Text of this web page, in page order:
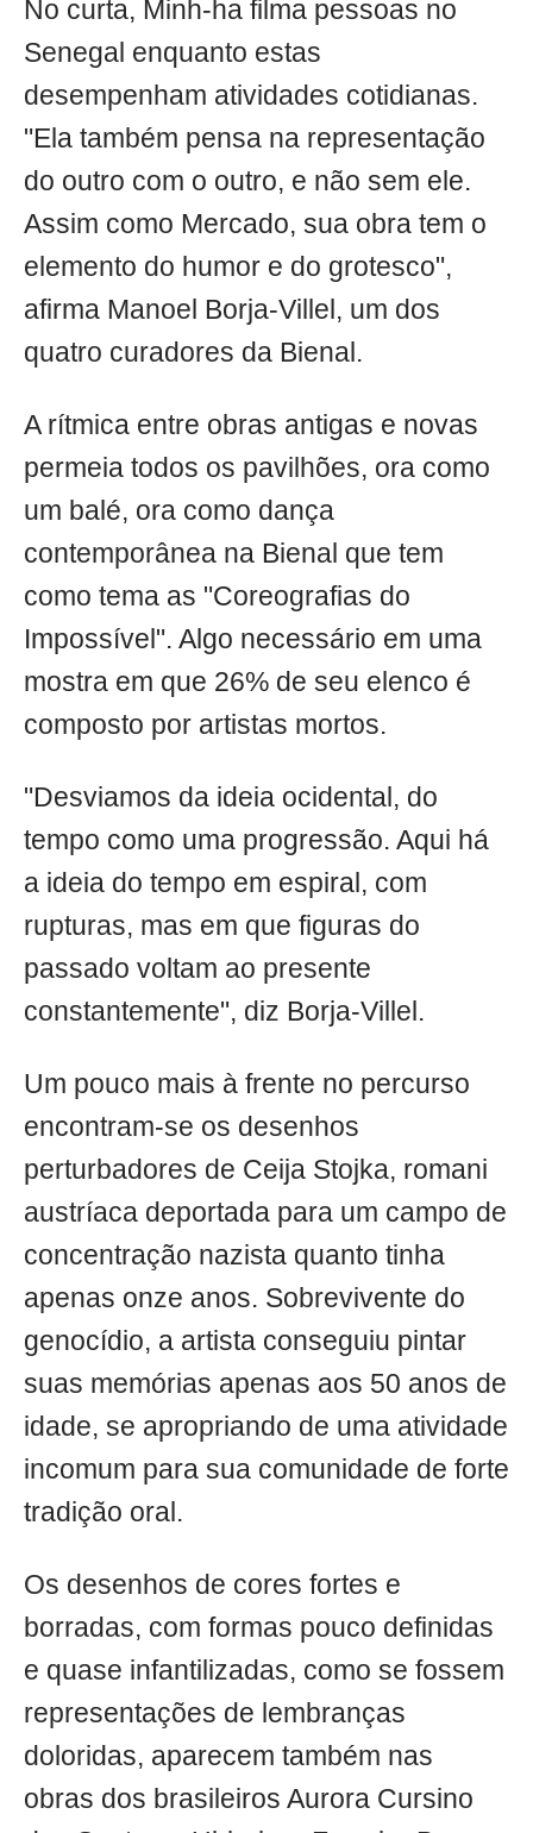
No curta, Minh-ha filma pessoas no
Senegal enquanto estas
desempenham atividades cotidianas.
"Ela também pensa na representação
do outro com o outro, e não sem ele.
Assim como Mercado, sua obra tem o
elemento do humor e do grotesco",
afirma Manoel Borja-Villel, um dos
quatro curadores da Bienal.
A rítmica entre obras antigas e novas
permeia todos os pavilhões, ora como
um balé, ora como dança
contemporânea na Bienal que tem
como tema as "Coreografias do
Impossível". Algo necessário em uma
mostra em que 26% de seu elenco é
composto por artistas mortos.
"Desviamos da ideia ocidental, do
tempo como uma progressão. Aqui há
a ideia do tempo em espiral, com
rupturas, mas em que figuras do
passado voltam ao presente
constantemente", diz Borja-Villel.
Um pouco mais à frente no percurso
encontram-se os desenhos
perturbadores de Ceija Stojka, romani
austríaca deportada para um campo de
concentração nazista quanto tinha
apenas onze anos. Sobrevivente do
genocídio, a artista conseguiu pintar
suas memórias apenas aos 50 anos de
idade, se apropriando de uma atividade
incomum para sua comunidade de forte
tradição oral.
Os desenhos de cores fortes e
borradas, com formas pouco definidas
e quase infantilizadas, como se fossem
representações de lembranças
doloridas, aparecem também nas
obras dos brasileiros Aurora Cursino